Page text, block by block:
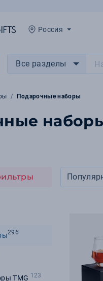
Россия
Все разделы
Подарочные наборы
296
TMG 123